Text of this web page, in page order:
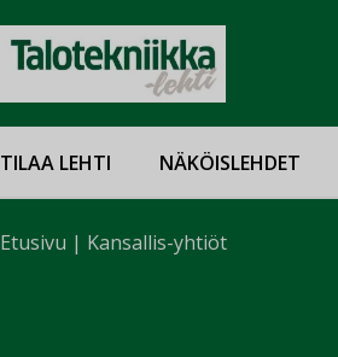
TILAA LEHTI NÄKÖISLEHDET
Etusivu | Kansallis-yhtiöt